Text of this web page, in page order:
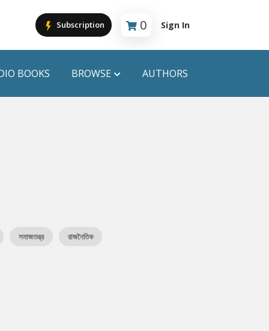
Subscription 0
Cart is empty
Sign In
BOOKS BROWSE AUTHORS
সমাজতন্ত্র রাজনৈতিক